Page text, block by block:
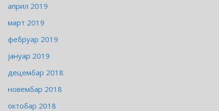
април 2019
март 2019
фебруар 2019
јануар 2019
децембар 2018
новембар 2018
октобар 2018